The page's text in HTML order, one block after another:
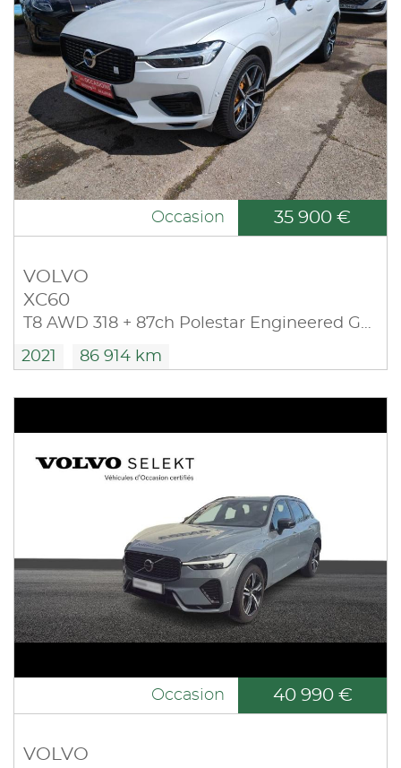
Occasion 35 900 €
VOLVO
XC60
T8 AWD 318 + 87ch Polestar Engineered Geartronic
2021 86 914 km
Occasion 40 990 €
VOLVO